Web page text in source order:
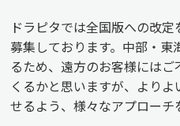
ドラピタでは全国版への改
募集しております。中部・
るため、遠方のお客様には
くるかと思いますが、より
せるよう、様々なアプローチ